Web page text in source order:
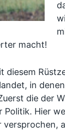
macht!
diesem
in
die der
Politik. Hier
versprochen,